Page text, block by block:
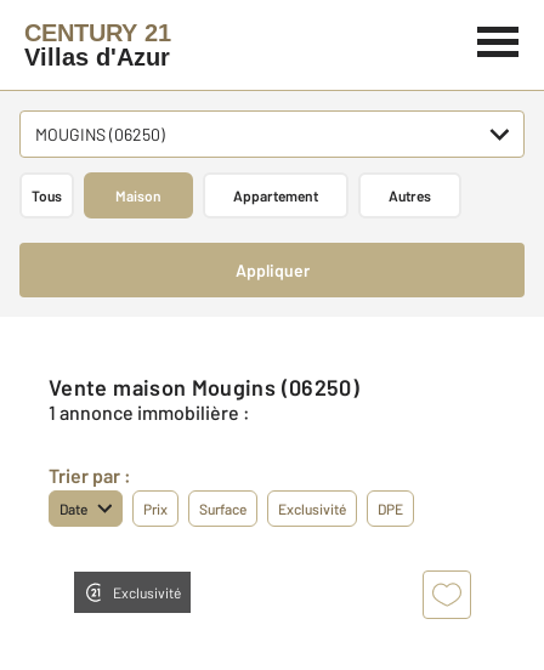
CENTURY 21
Villas d'Azur
MOUGINS (06250)
Tous Maison Appartement Autres
Appliquer
Vente maison Mougins (06250)
1 annonce immobilière :
Trier par :
Date Prix Surface Exclusivité DPE
Exclusivité